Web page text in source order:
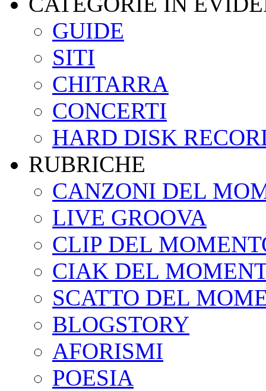
GUIDE
SITI
CHITARRA
CONCERTI
HARD DISK
RUBRICHE
CANZONI DEL
LIVE GROOVA
CLIP DEL
CIAK DEL
SCATTO DEL
BLOGSTORY
AFORISMI
POESIA